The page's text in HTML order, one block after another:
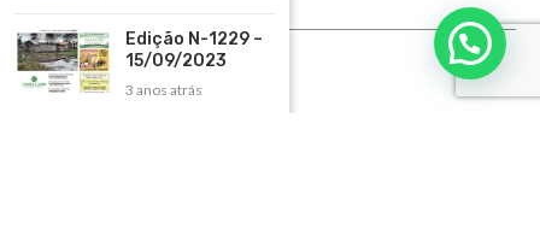
ASSINE
ASSINE
Edição N-1229 –
15/09/2023
3 anos atrás